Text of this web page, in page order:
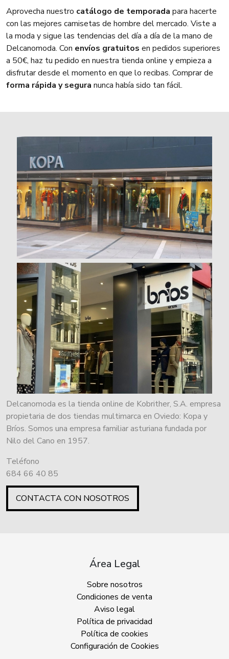
Aprovecha nuestro catálogo de temporada para hacerte
con las mejores camisetas de hombre del mercado. Viste a
la moda y sigue las tendencias del día a día de la mano de
Delcanomoda. Con envíos gratuitos en pedidos superiores
a 50€, haz tu pedido en nuestra tienda online y empieza a
disfrutar desde el momento en que lo recibas. Comprar de
forma rápida y segura nunca había sido tan fácil.
Delcanomoda es la tienda online de Kobrither, S.A. empresa
propietaria de dos tiendas multimarca en Oviedo: Kopa y
Bríos. Somos una empresa familiar asturiana fundada por
Nilo del Cano en 1957.
Teléfono
684 66 40 85
CONTACTA CON NOSOTROS
Área Legal
Sobre nosotros
Condiciones de venta
Aviso legal
Política de privacidad
Política de cookies
Configuración de Cookies